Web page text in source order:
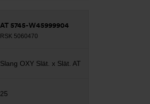
AT 5745-W45999904
RSK 5060470
Slang OXY Slät. x Slät. AT
25